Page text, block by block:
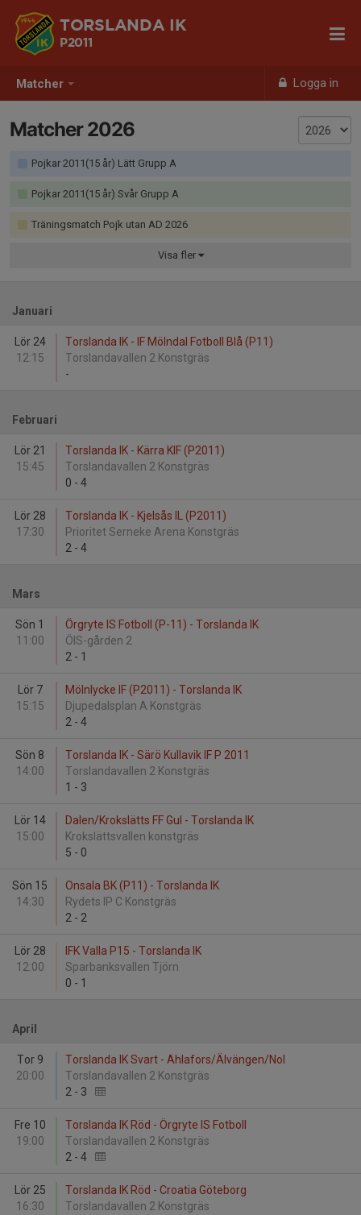
Matcher Logga in
TORSLANDA IK
P2011
Matcher 2026
Pojkar 2011(15 år) Lätt Grupp A
Pojkar 2011(15 år) Svår Grupp A
Träningsmatch Pojk utan AD 2026
Visa fler
Januari
Lör 24
12:15
Torslanda IK - IF Mölndal Fotboll Blå (P11)
Torslandavallen 2 Konstgräs
-
Februari
Lör 21
15:45
Torslanda IK - Kärra KIF (P2011)
Torslandavallen 2 Konstgräs
0 - 4
Lör 28
17:30
Torslanda IK - Kjelsås IL (P2011)
Prioritet Serneke Arena Konstgräs
2 - 4
Mars
Sön 1
11:00
Örgryte IS Fotboll (P-11) - Torslanda IK
ÖIS-gården 2
2 - 1
Lör 7
15:15
Mölnlycke IF (P2011) - Torslanda IK
Djupedalsplan A Konstgräs
2 - 4
Sön 8
14:00
Torslanda IK - Särö Kullavik IF P 2011
Torslandavallen 2 Konstgräs
1 - 3
Lör 14
15:00
Dalen/Krokslätts FF Gul - Torslanda IK
Krokslättsvallen konstgräs
5 - 0
Sön 15
14:30
Onsala BK (P11) - Torslanda IK
Rydets IP C Konstgräs
2 - 2
Lör 28
12:00
IFK Valla P15 - Torslanda IK
Sparbanksvallen Tjörn
0 - 1
April
Tor 9
20:00
Torslanda IK Svart - Ahlafors/Älvängen/Nol
Torslandavallen 2 Konstgräs
2 - 3
Fre 10
19:00
Torslanda IK Röd - Örgryte IS Fotboll
Torslandavallen 2 Konstgräs
2 - 4
Lör 25
16:30
Torslanda IK Röd - Croatia Göteborg
Torslandavallen 2 Konstgräs